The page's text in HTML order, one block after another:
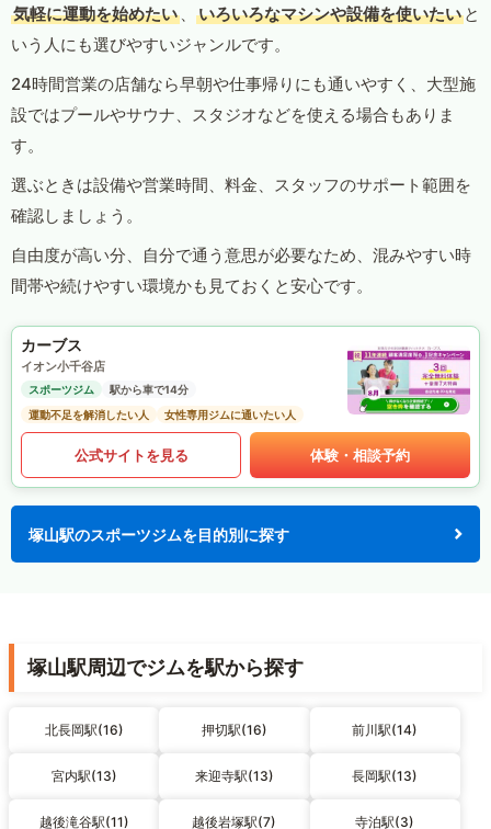
気軽に運動を始めたい 、 いろいろなマシンや設備を使いたい と
いう人にも選びやすいジャンルです。
24時間営業の店舗なら早朝や仕事帰りにも通いやすく、大型施
設ではプールやサウナ、スタジオなどを使える場合もありま
す。
選ぶときは設備や営業時間、料金、スタッフのサポート範囲を
確認しましょう。
自由度が高い分、自分で通う意思が必要なため、混みやすい時
間帯や続けやすい環境かも見ておくと安心です。
カーブス
イオン小千谷店
スポーツジム
駅から車で14分
運動不足を解消したい人
女性専用ジムに通いたい人
公式サイトを見る 体験・相談予約
塚山駅のスポーツジムを目的別に探す
塚山駅周辺でジムを駅から探す
北長岡駅(16) 押切駅(16) 前川駅(14)
宮内駅(13) 来迎寺駅(13) 長岡駅(13)
越後滝谷駅(11) 越後岩塚駅(7) 寺泊駅(3)